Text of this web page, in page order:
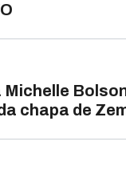
Michelle
chapa de